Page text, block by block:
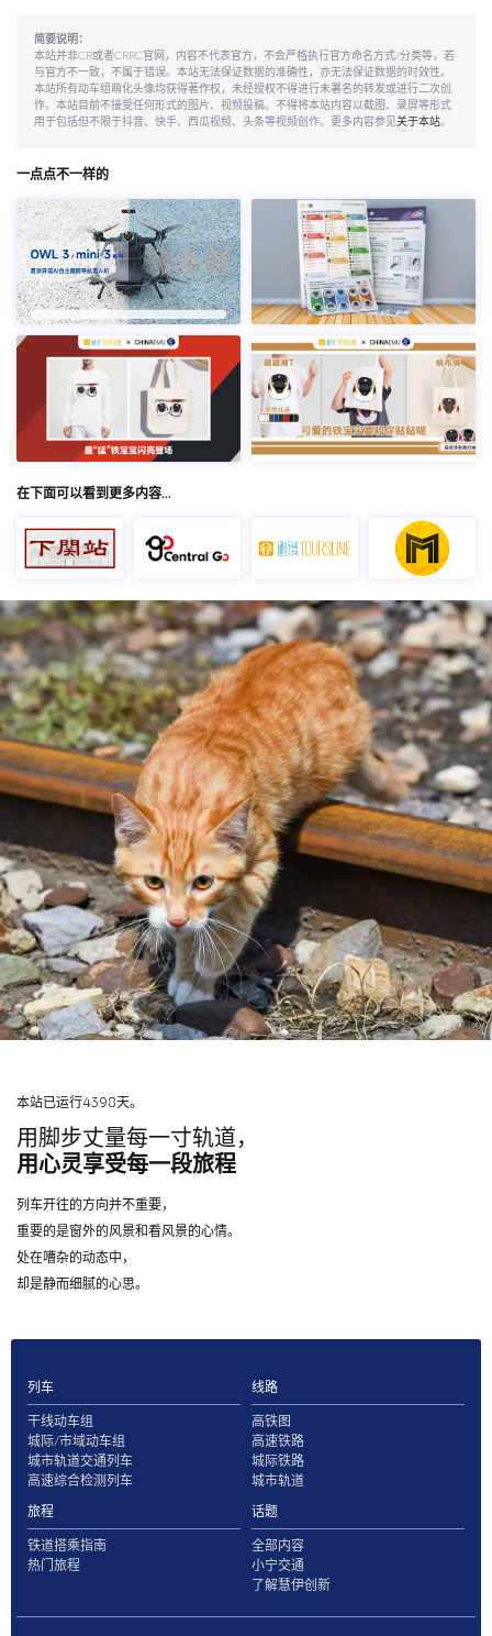
简要说明：
本站并非CR或者CRRC官网，内容不代表官方，不会严格执行官方命名方式/分类等，若
与官方不一致，不属于错误。本站无法保证数据的准确性，亦无法保证数据的时效性。
本站所有动车组萌化头像均获得著作权，未经授权不得进行未署名的转发或进行二次创
作。本站目前不接受任何形式的图片、视频投稿。不得将本站内容以截图、录屏等形式
用于包括但不限于抖音、快手、西瓜视频、头条等视频创作。更多内容参见关于本站。
一点点不一样的
在下面可以看到更多内容…
本站已运行4398天。
用脚步丈量每一寸轨道，
用心灵享受每一段旅程
列车开往的方向并不重要，
重要的是窗外的风景和看风景的心情。
处在嘈杂的动态中，
却是静而细腻的心思。
列车
干线动车组
城际/市域动车组
城市轨道交通列车
高速综合检测列车
线路
高铁图
高速铁路
城际铁路
城市轨道
旅程
铁道搭乘指南
热门旅程
话题
全部内容
小宁交通
了解慧伊创新